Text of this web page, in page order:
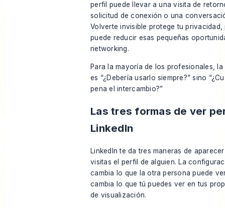
perfil puede llevar a una visita de
solicitud de conexión o una
Volverte invisible protege tu privacidad,
puede reducir esas pequeñas
networking.
Para la mayoría de los profesionales,
es “¿Debería usarlo siempre?” sino
pena el intercambio?”
Las tres formas de ver
LinkedIn
LinkedIn te da tres maneras de
visitas el perfil de alguien. La
cambia lo que la otra persona puede
cambia lo que tú puedes ver en tus
de visualización.